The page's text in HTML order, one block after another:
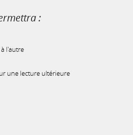
:
l'autre
une lecture ultérieure